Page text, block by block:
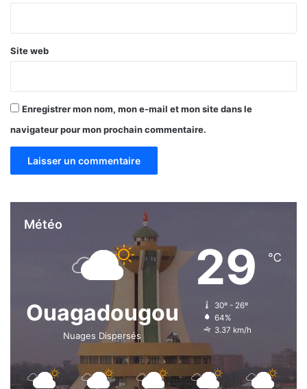
Site web
Enregistrer mon nom, mon e-mail et mon site dans le
navigateur pour mon prochain commentaire.
Météo
Ouagadougou
Nuages Dispersés
29 ℃
30º - 26º
64%
3.37 km/h